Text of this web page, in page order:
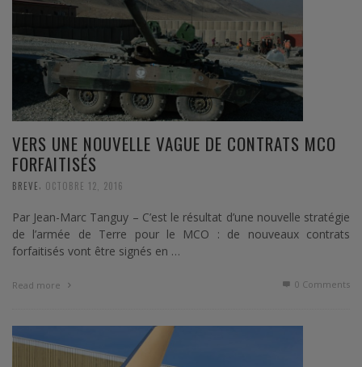
VERS UNE NOUVELLE VAGUE DE CONTRATS MCO
FORFAITISÉS
BREVE OCTOBRE 12, 2016
Par Jean-Marc Tanguy – C’est le résultat d’une nouvelle stratégie
de l’armée de Terre pour le MCO : de nouveaux contrats
forfaitisés vont être signés en …
Read more 0 Comments